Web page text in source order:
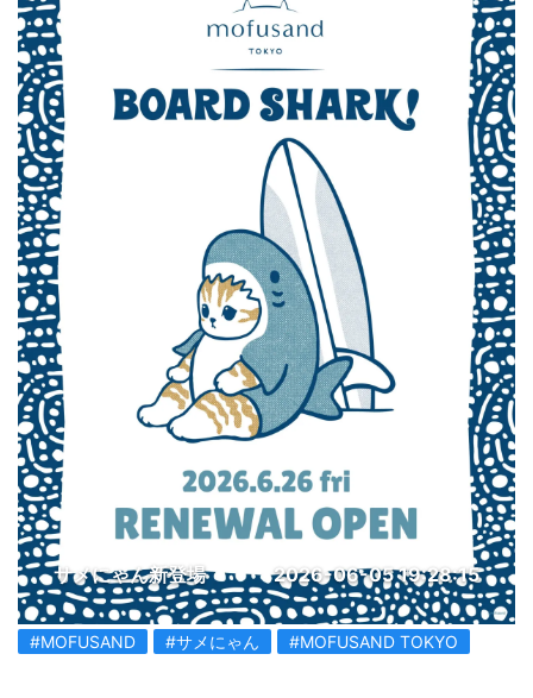
サメにゃん新登場 2026-06-05 19:28:15
#MOFUSAND #サメにゃん #MOFUSAND TOKYO